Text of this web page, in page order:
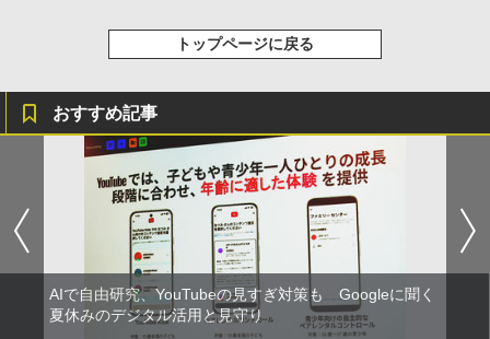
4
つかめ！理科ダマン 12 最強ロボット決
戦！編
￥1,320
自分の思いを言葉にする こどもアウトプ
ット図鑑 (サンクチュアリ出版)
Galtonplatteの物理的な機器
エンジニアリングキット小さなカート -
クリエイティブトイビルド、シンプルな
メカニックキット|子供向けの可動部品、
ホリデープロジェクト、ギフトイベン
ト、誕生日の楽しみ、イースターディス
カバリーを備えたインタラクティブサイ
エンスツール
￥849
トップページに戻る
おすすめ記事
AIで自由研究、YouTubeの見すぎ対策も Googleに聞く
夏休みのデジタル活用と見守り